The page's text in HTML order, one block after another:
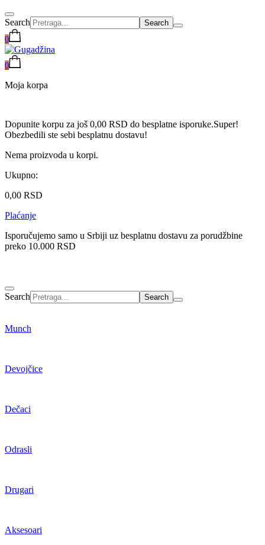
Search
0
0
Moja korpa
Dopunite korpu za još 0,00 RSD do besplatne isporuke.Super!
Obezbedili ste sebi besplatnu dostavu!
Nema proizvoda u korpi.
Ukupno:
0,00 RSD
Plaćanje
Isporučujemo samo u Srbiji uz besplatnu dostavu za porudžbine
preko 10.000 RSD
Search
Munch
Devojčice
Dečaci
Odrasli
Drugari
Aksesoari